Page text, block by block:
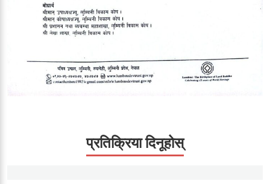
प्रतिक्रिया दिनूहोस्